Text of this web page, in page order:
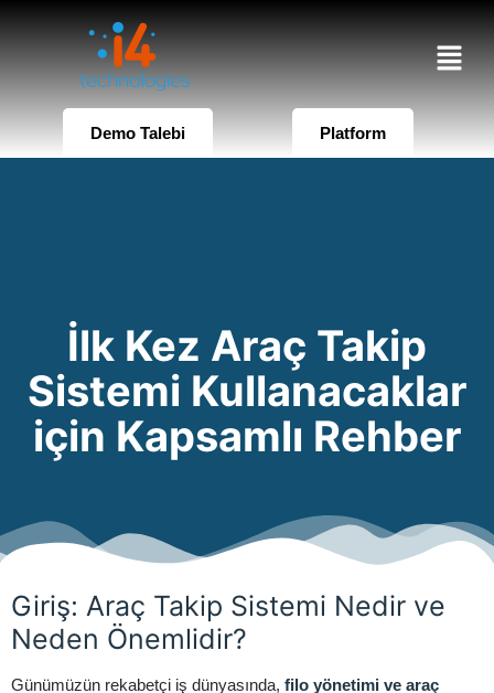
Demo Talebi Platform
İlk Kez Araç Takip
Sistemi Kullanacaklar
için Kapsamlı Rehber
Giriş: Araç Takip Sistemi Nedir ve
Neden Önemlidir?
Günümüzün rekabetçi iş dünyasında, filo yönetimi ve araç